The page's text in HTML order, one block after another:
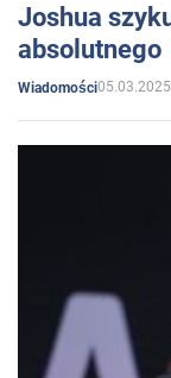
Joshua
absolutnego
Wiadomości